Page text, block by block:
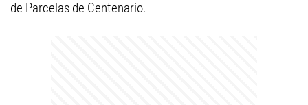
de Parcelas de Centenario.